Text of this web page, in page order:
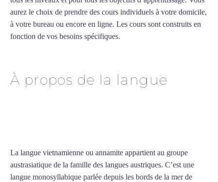
aurez le choix de prendre des cours individuels à votre domicile,
à votre bureau ou encore en ligne. Les cours sont construits en
fonction de vos besoins spécifiques.
À propos de la langue
La langue vietnamienne ou annamite appartient au groupe
austrasiatique de la famille des langues austriques. C’est une
langue monosyllabique parlée depuis les bords de la mer de